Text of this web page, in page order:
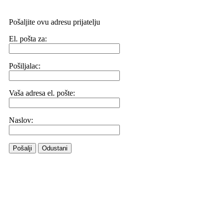
Pošaljite ovu adresu prijatelju
El. pošta za:
Pošiljalac:
Vaša adresa el. pošte:
Naslov:
Pošalji Odustani